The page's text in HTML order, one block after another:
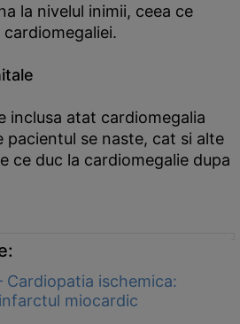
la nivelul inimii, ceea ce
inclusa atat cardiomegalia
pacientul se naste, cat si alte
ce duc la cardiomegalie dupa
Cardiopatia ischemica:
miocardic